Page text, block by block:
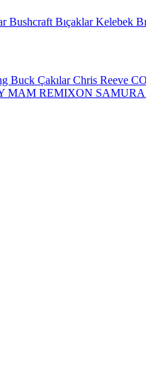
Bushcraft BıçaklarKelebek
Buck ÇakılarChris Reeve
MAM REMIXON